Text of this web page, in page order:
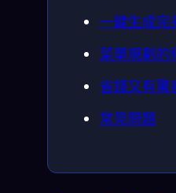
一鍵生成完
菜單規劃的
省錢又有驚
常見問題